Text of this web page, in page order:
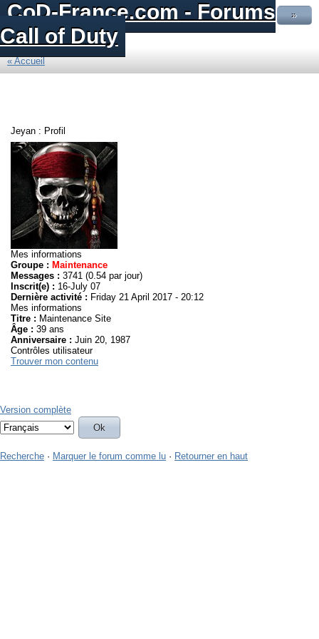
CoD-France.com - Forums
Call of Duty
»
« Accueil
Jeyan : Profil
Mes informations
Groupe : Maintenance
Messages : 3741 (0.54 par jour)
Inscrit(e) : 16-July 07
Dernière activité : Friday 21 April 2017 - 20:12
Mes informations
Titre : Maintenance Site
Âge : 39 ans
Anniversaire : Juin 20, 1987
Contrôles utilisateur
Trouver mon contenu
Version complète
Recherche · Marquer le forum comme lu · Retourner en haut